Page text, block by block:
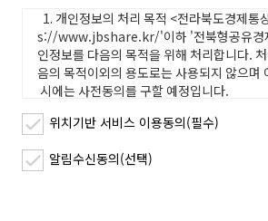
위치기반 서비스 이용동의(필수)
알림수신동의(선택)